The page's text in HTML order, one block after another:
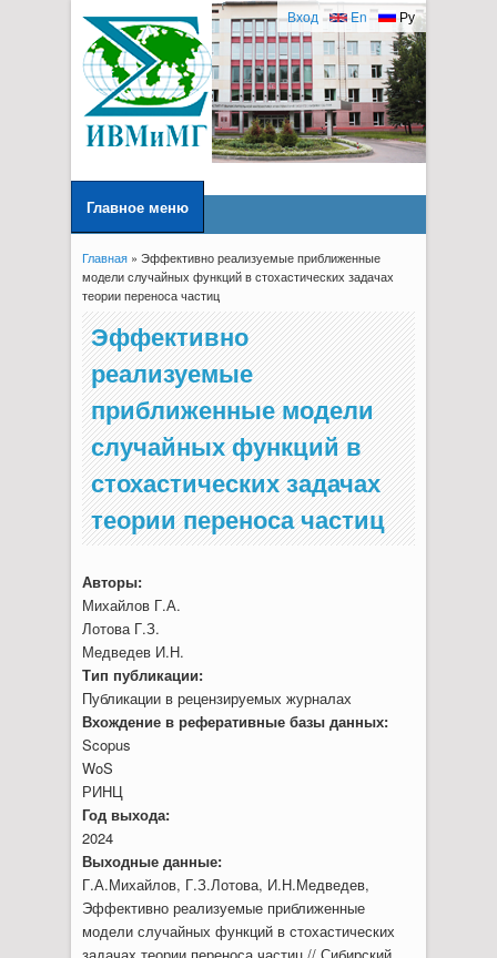
Ру
En
Вход
Главное меню
Вы здесь
Главная» Эффективно реализуемые приближенные
модели случайных функций в стохастических задачах
теории переноса частиц
Эффективно
реализуемые
приближенные модели
случайных функций в
стохастических задачах
теории переноса частиц
Авторы:
Михайлов Г.А.
Лотова Г.З.
Медведев И.Н.
Тип публикации:
Публикации в рецензируемых журналах
Вхождение в реферативные базы данных:
Scopus
WoS
РИНЦ
Год выхода:
2024
Выходные данные:
Г.А.Михайлов, Г.З.Лотова, И.Н.Медведев,
Эффективно реализуемые приближенные
модели случайных функций в стохастических
задачах теории переноса частиц // Сибирский